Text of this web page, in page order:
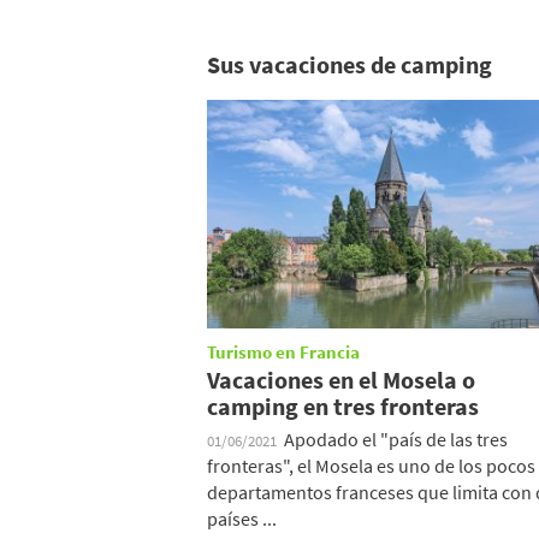
Sus vacaciones de camping
Turismo en Francia
Vacaciones en el Mosela o
camping en tres fronteras
01/06/2021 Apodado el "país de las tres
fronteras", el Mosela es uno de los pocos
departamentos franceses que limita con
países ...